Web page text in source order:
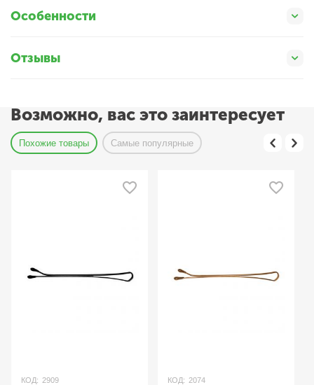
Особенности
Отзывы
Возможно, вас это заинтересует
Похожие товары Самые популярные
КОД: 2909 КОД: 2074